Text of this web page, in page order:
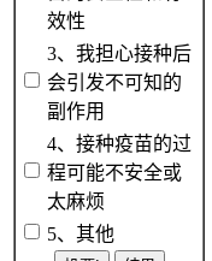
效性
3、我担心接种后
会引发不可知的
副作用
4、接种疫苗的过
程可能不安全或
太麻烦
5、其他